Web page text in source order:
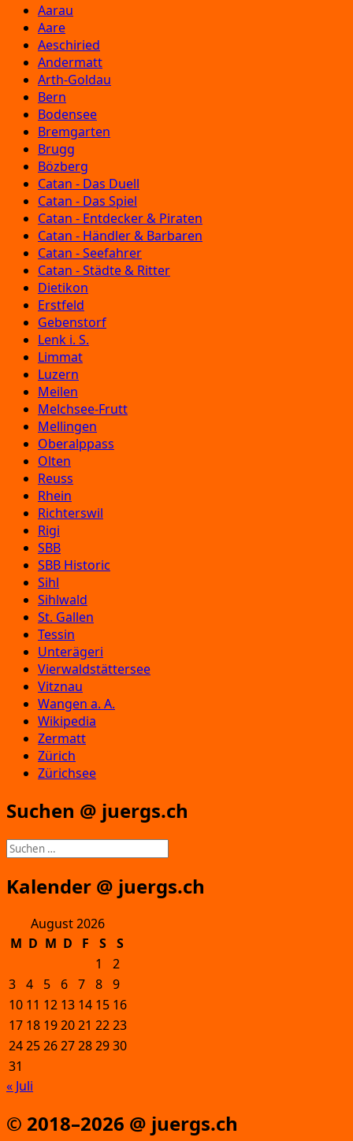
Aarau
Aare
Aeschiried
Andermatt
Arth-Goldau
Bern
Bodensee
Bremgarten
Brugg
Bözberg
Catan - Das Duell
Catan - Das Spiel
Catan - Entdecker & Piraten
Catan - Händler & Barbaren
Catan - Seefahrer
Catan - Städte & Ritter
Dietikon
Erstfeld
Gebenstorf
Lenk i. S.
Limmat
Luzern
Meilen
Melchsee-Frutt
Mellingen
Oberalppass
Olten
Reuss
Rhein
Richterswil
Rigi
SBB
SBB Historic
Sihl
Sihlwald
St. Gallen
Tessin
Unterägeri
Vierwaldstättersee
Vitznau
Wangen a. A.
Wikipedia
Zermatt
Zürich
Zürichsee
Suchen @ juergs.ch
Suchen
nach:
Kalender @ juergs.ch
August 2026
M D M D F S
S
1
2
3 4 5 6 7 8 9
10 11 12 13 14 15 16
17 18 192021 2223
24252627282930
31
« Juli
© 2018–2026 @ juergs.ch